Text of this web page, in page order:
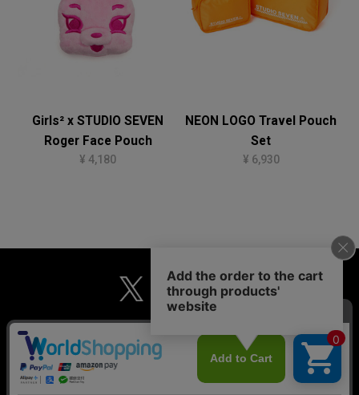
Girls² x STUDIO SEVEN
Roger Face Pouch
¥ 4,180
NEON LOGO Travel Pouch
Set
¥ 6,930
MAIL MAGAZINE 個人情報保護方針
特定商取引法に基づく表示